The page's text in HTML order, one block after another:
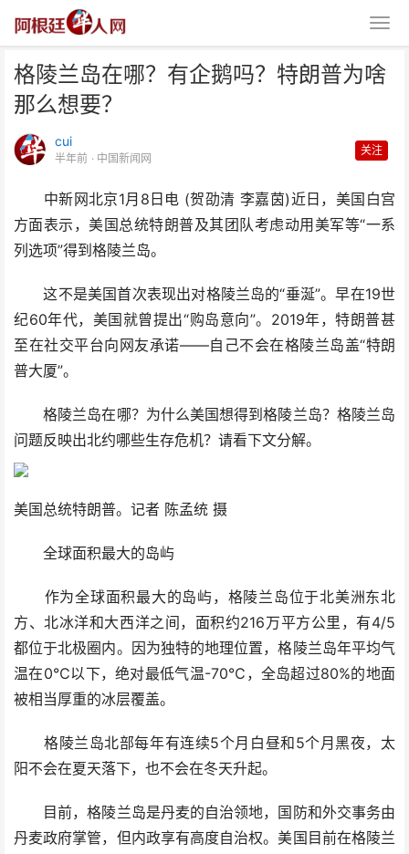
格陵兰岛在哪？有企鹅吗？特朗普为啥
那么想要？
cui
半年前 · 中国新闻网
关注
中新网北京1月8日电 (贺劭清 李嘉茵)近日，美国白宫
方面表示，美国总统特朗普及其团队考虑动用美军等“一系
列选项”得到格陵兰岛。
这不是美国首次表现出对格陵兰岛的“垂涎”。早在19世
纪60年代，美国就曾提出“购岛意向”。2019年，特朗普甚
至在社交平台向网友承诺——自己不会在格陵兰岛盖“特朗
普大厦”。
格陵兰岛在哪？为什么美国想得到格陵兰岛？格陵兰岛
问题反映出北约哪些生存危机？请看下文分解。
美国总统特朗普。记者 陈孟统 摄
全球面积最大的岛屿
作为全球面积最大的岛屿，格陵兰岛位于北美洲东北
方、北冰洋和大西洋之间，面积约216万平方公里，有4/5
都位于北极圈内。因为独特的地理位置，格陵兰岛年平均气
温在0℃以下，绝对最低气温-70℃，全岛超过80%的地面
被相当厚重的冰层覆盖。
格陵兰岛北部每年有连续5个月白昼和5个月黑夜，太
阳不会在夏天落下，也不会在冬天升起。
目前，格陵兰岛是丹麦的自治领地，国防和外交事务由
丹麦政府掌管，但内政享有高度自治权。美国目前在格陵兰
格陵兰岛在哪？有企鹅吗？特朗普
为啥那么想要？